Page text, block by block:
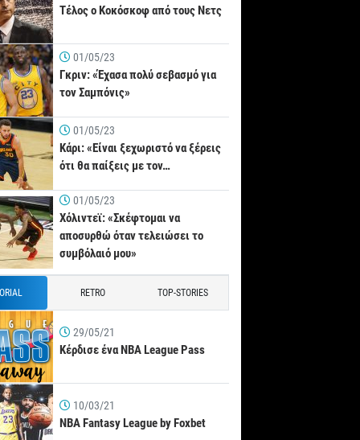
Τέλος ο Κοκόσκοφ από τους Νετς
01/05/23
Γκριν: «Έχασα πολύ σεβασμό για
τον Σαμπόνις»
01/05/23
Κάρι: «Είναι ξεχωριστό να ξέρεις
ότι θα παίξεις με τον…
01/05/23
Χόλιντεϊ: «Σκέφτομαι να
αποσυρθώ όταν τελειώσει το
συμβόλαιό μου»
RETRO TOP-STORIES
29/05/21
Κέρδισε ένα NBA League Pass
10/03/21
NBA Fantasy League by Foxbet